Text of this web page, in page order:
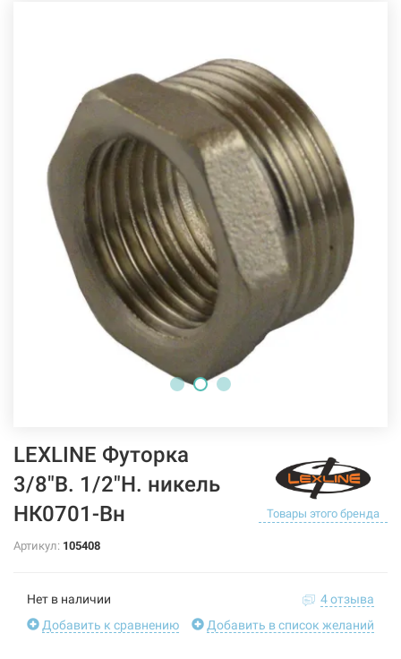
LEXLINE Футорка
3/8"В. 1/2"Н. никель
НК0701-Вн
Товары этого бренда
Артикул: 105408
Нет в наличии
4 отзыва
Добавить к сравнению
Добавить в список желаний